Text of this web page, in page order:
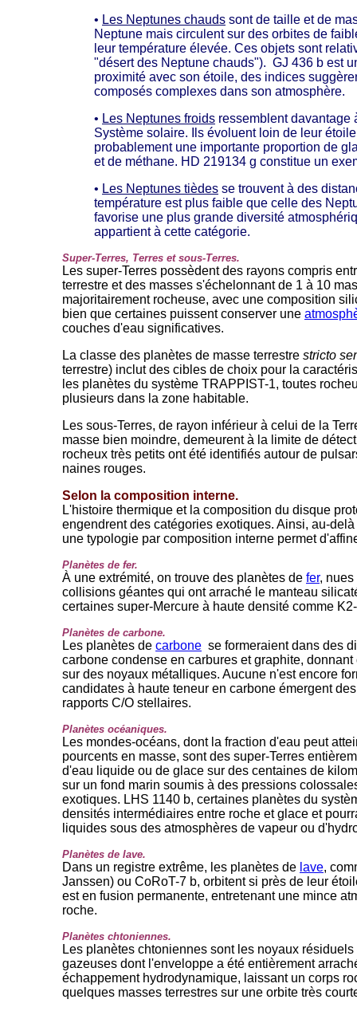
• Les Neptunes chauds sont de taille et de
Neptune mais circulent sur des orbites de
leur température élevée. Ces objets sont
"désert des Neptune chauds"). GJ 436 b est
proximité avec son étoile, des indices
composés complexes dans son atmosphère.
• Les Neptunes froids ressemblent davantage
Système solaire. Ils évoluent loin de leur
probablement une importante proportion de
et de méthane. HD 219134 g constitue un
• Les Neptunes tièdes se trouvent à des
température est plus faible que celle des
favorise une plus grande diversité
appartient à cette catégorie.
Super-Terres, Terres et sous-Terres.
Les super-Terres possèdent des rayons compris
terrestre et des masses s'échelonnant de 1 à 10
majoritairement rocheuse, avec une composition
bien que certaines puissent conserver une
couches d'eau significatives.
La classe des planètes de masse terrestre stricto
terrestre) inclut des cibles de choix pour la
les planètes du système TRAPPIST-1, toutes
plusieurs dans la zone habitable.
Les sous-Terres, de rayon inférieur à celui de la
masse bien moindre, demeurent à la limite de
rocheux très petits ont été identifiés autour de
naines rouges.
Selon la composition interne.
L'histoire thermique et la composition du disque
engendrent des catégories exotiques. Ainsi, au-
une typologie par composition interne permet
Planètes de fer.
À une extrémité, on trouve des planètes de fer, nues
collisions géantes qui ont arraché le manteau
certaines super-Mercure à haute densité comme
Planètes de carbone.
Les planètes de carbone se formeraient dans des
carbone condense en carbures et graphite,
sur des noyaux métalliques. Aucune n'est encore
candidates à haute teneur en carbone émergent
rapports C/O stellaires.
Planètes océaniques.
Les mondes-océans, dont la fraction d'eau peut
pourcents en masse, sont des super-Terres
d'eau liquide ou de glace sur des centaines de
sur un fond marin soumis à des pressions
exotiques. LHS 1140 b, certaines planètes du
densités intermédiaires entre roche et glace et
liquides sous des atmosphères de vapeur ou
Planètes de lave.
Dans un registre extrême, les planètes de lave,
Janssen) ou CoRoT-7 b, orbitent si près de leur
est en fusion permanente, entretenant une mince
roche.
Planètes chtoniennes.
Les planètes chtoniennes sont les noyaux
gazeuses dont l'enveloppe a été entièrement
échappement hydrodynamique, laissant un corps
quelques masses terrestres sur une orbite très